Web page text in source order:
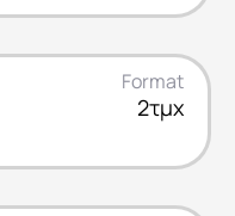
Format
2τμχ